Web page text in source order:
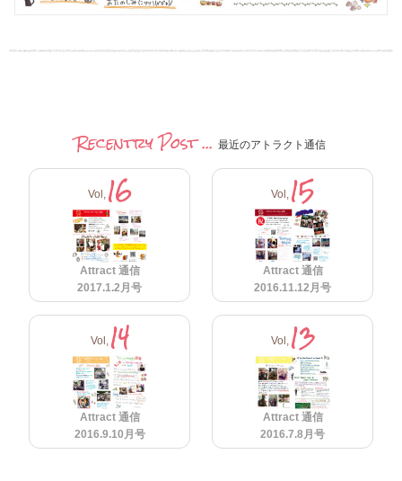
Recentry Post ... 最近のアトラクト通信
Vol, 16
Attract 通信
2017.1.2月号
Vol, 15
Attract 通信
2016.11.12月号
Vol, 14
Attract 通信
2016.9.10月号
Vol, 13
Attract 通信
2016.7.8月号